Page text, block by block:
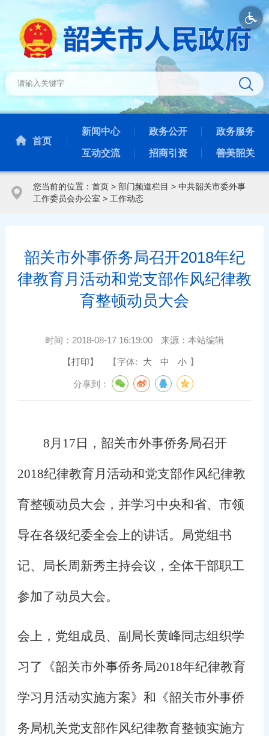
首页
新闻中心 政务公开 政务服务
互动交流 招商引资 善美韶关
您当前的位置： 首页> 部门频道栏目 > 中共韶关市委外事
工作委员会办公室 > 工作动态
韶关市外事侨务局召开2018年纪
律教育月活动和党支部作风纪律教
育整顿动员大会
时间： 2018-08-17 16:19:00 来源： 本站编辑
【打印】 【字体: 大 中 小 】
分享到：
8 月 17 日，韶关市外事侨务局召开
2018纪律教育月活动和党支部作风纪律教
育整顿动员大会，并学习中央和省、市领
导在各级纪委全会上的讲话。局党组书
记、局长周新秀主持会议，全体干部职工
参加了动员大会。
会上，党组成员、副局长黄峰同志组织学
习了《韶关市外事侨务局2018年纪律教育
学习月活动实施方案》和《韶关市外事侨
务局机关党支部作风纪律教育整顿实施方